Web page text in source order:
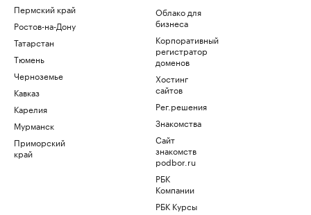
Пермский край
Ростов-на-Дону
Татарстан
Тюмень
Черноземье
Кавказ
Карелия
Мурманск
Приморский
край
Облако для
бизнеса
Корпоративный
регистратор
доменов
Хостинг
сайтов
Рег.решения
Знакомства
Сайт
знакомств
podbor.ru
РБК
Компании
РБК Курсы